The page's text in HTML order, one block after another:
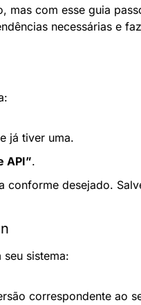
mas com esse guia
necessárias e
já tiver uma.
API”.
conforme desejado.
seu sistema:
correspondente ao